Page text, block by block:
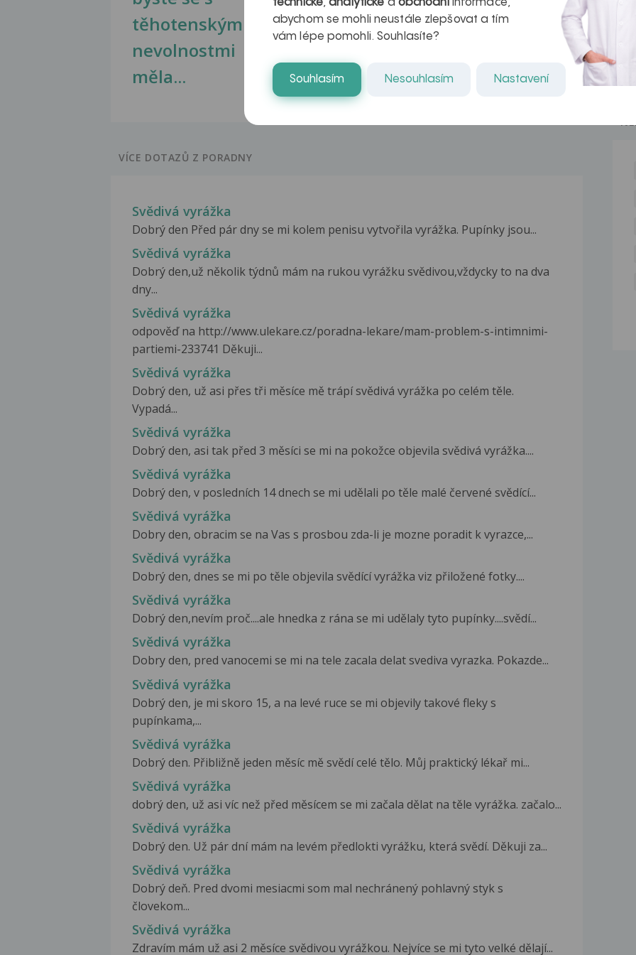
těhotenskými
nevolnostmi
měla...
obrazech
myastenie –
kteří ji...
VÍCE DOTAZŮ Z PORADNY
Svědivá vyrážka
Dobrý den Před pár dny se mi kolem penisu vytvořila vyrážka. Pupínky jsou...
Svědivá vyrážka
Dobrý den,už několik týdnů mám na rukou vyrážku svědivou,vždycky to na dva
dny...
Svědivá vyrážka
odpověď na http://www.ulekare.cz/poradna-lekare/mam-problem-s-intimnimi-
partiemi-233741 Děkuji...
Svědivá vyrážka
Dobrý den, už asi přes tři měsíce mě trápí svědivá vyrážka po celém těle.
Vypadá...
Svědivá vyrážka
Dobrý den, asi tak před 3 měsíci se mi na pokožce objevila svědivá vyrážka....
Svědivá vyrážka
Dobrý den, v posledních 14 dnech se mi udělali po těle malé červené svědící...
Svědivá vyrážka
Dobry den, obracim se na Vas s prosbou zda-li je mozne poradit k vyrazce,...
Svědivá vyrážka
Dobrý den, dnes se mi po těle objevila svědící vyrážka viz přiložené fotky....
Svědivá vyrážka
Dobrý den,nevím proč....ale hnedka z rána se mi udělaly tyto pupínky....svědí...
Svědivá vyrážka
Dobry den, pred vanocemi se mi na tele zacala delat svediva vyrazka. Pokazde...
Svědivá vyrážka
Dobrý den, je mi skoro 15, a na levé ruce se mi objevily takové fleky s
pupínkama,...
Svědivá vyrážka
Dobrý den. Přibližně jeden měsíc mě svědí celé tělo. Můj praktický lékař mi...
Svědivá vyrážka
dobrý den, už asi víc než před měsícem se mi začala dělat na těle vyrážka. začalo...
Svědivá vyrážka
Dobrý den. Už pár dní mám na levém předlokti vyrážku, která svědí. Děkuji za...
Svědivá vyrážka
Dobrý deň. Pred dvomi mesiacmi som mal nechránený pohlavný styk s
človekom...
Svědivá vyrážka
Zdravím mám už asi 2 měsíce svědivou vyrážkou. Nejvíce se mi tyto velké dělají...
technické,analytické a obchodníinformace,
abychom se mohli neustále zlepšovat a tím
vám lépe pomohli. Souhlasíte?
Souhlasím Nesouhlasím Nastavení